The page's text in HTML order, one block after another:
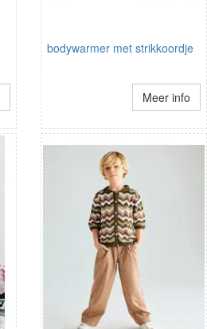
bodywarmer met strikkoordje
Meer info